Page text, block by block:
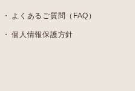
よくあるご質問（FAQ）
個人情報保護方針